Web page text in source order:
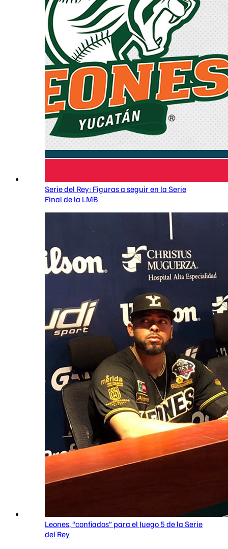
Serie del Rey: Figuras a seguir en la Serie
Final de la LMB
Leones, “confiados” para el Juego 5 de la Serie
del Rey